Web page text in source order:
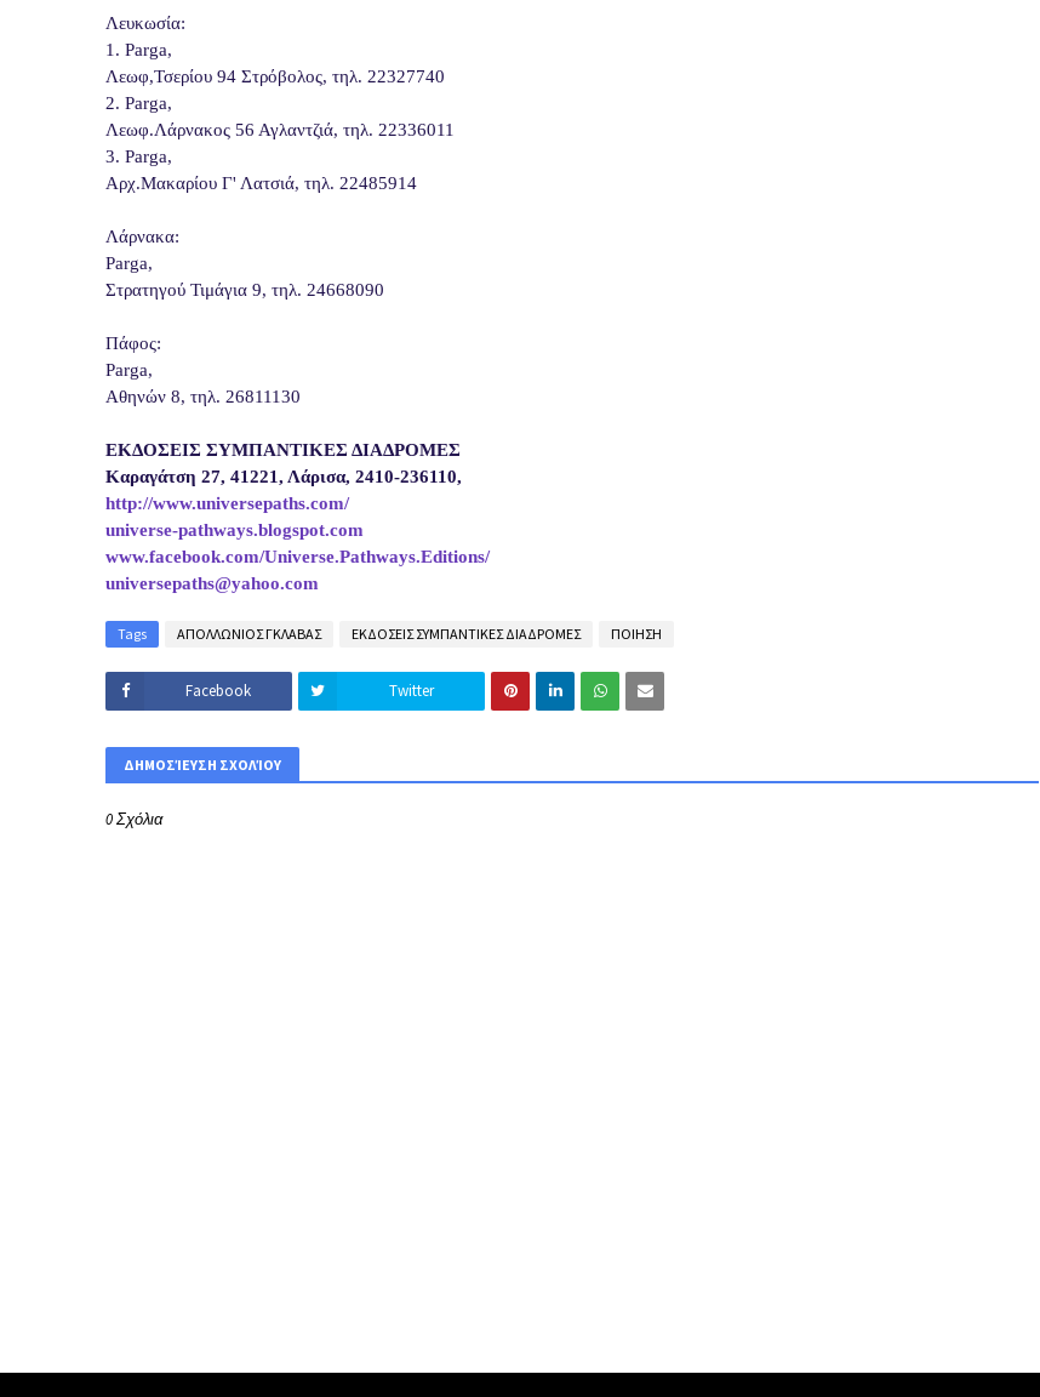
Λευκωσία:
1. Parga,
Λεωφ,Τσερίου 94 Στρόβολος, τηλ. 22327740
2. Parga,
Λεωφ.Λάρνακος 56 Αγλαντζιά, τηλ. 22336011
3. Parga,
Αρχ.Μακαρίου Γ' Λατσιά, τηλ. 22485914
Λάρνακα:
Parga,
Στρατηγού Τιμάγια 9, τηλ. 24668090
Πάφος:
Parga,
Αθηνών 8, τηλ. 26811130
ΕΚΔΟΣΕΙΣ ΣΥΜΠΑΝΤΙΚΕΣ ΔΙΑΔΡΟΜΕΣ
Καραγάτση 27, 41221, Λάρισα, 2410-236110,
http://www.universepaths.com/
universe-pathways.blogspot.com
www.facebook.com/Universe.Pathways.Editions/
universepaths@yahoo.com
Tags ΑΠΟΛΛΩΝΙΟΣ ΓΚΛΑΒΑΣ ΕΚΔΟΣΕΙΣ ΣΥΜΠΑΝΤΙΚΕΣ ΔΙΑΔΡΟΜΕΣ ΠΟΙΗΣΗ
Facebook Twitter
ΔΗΜΟΣΊΕΥΣΗ ΣΧΟΛΊΟΥ
0 Σχόλια